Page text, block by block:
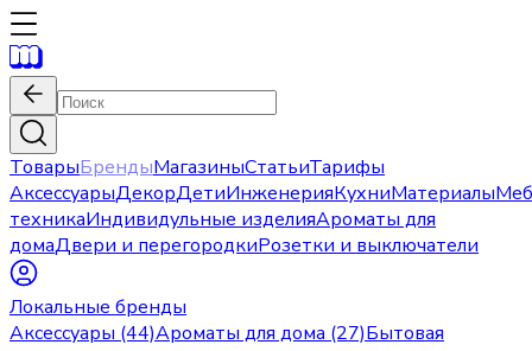
ТоварыБрендыМагазиныСтатьиТарифы
АксессуарыДекорДетиИнженерияКухниМатериалы
техникаИндивидульные изделияАроматы для
домаДвери и перегородкиРозетки и выключатели
Локальные бренды
Аксессуары (44)Ароматы для дома (27)Бытовая